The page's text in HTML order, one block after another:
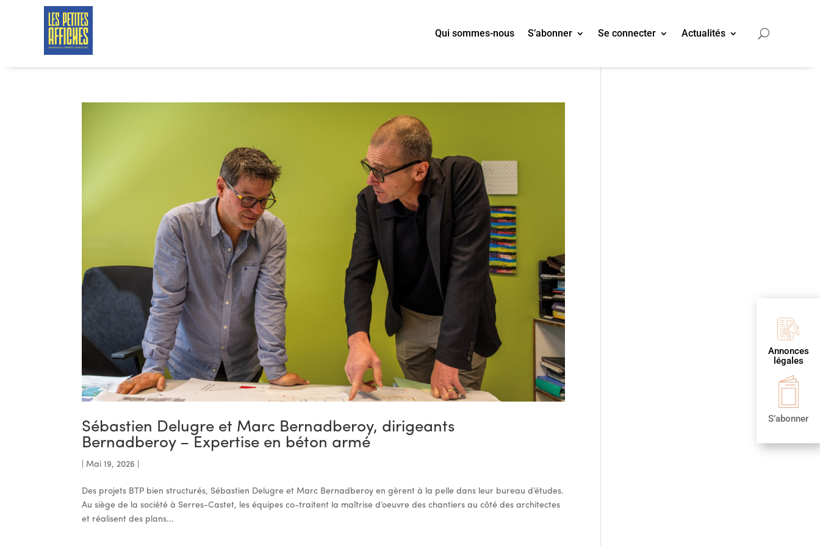
Qui sommes-nous S’abonner Se connecter Actualités
Annonces
légales
S’abonner
Sébastien Delugre et Marc Bernadberoy, dirigeants
Bernadberoy – Expertise en béton armé
|Mai 19, 2026
Des projets BTP bien structurés, Sébastien Delugre et Marc Bernadberoy en gèrent à la pelle dans leur bureau d’études.
Au siège de la société à Serres-Castet, les équipes co-traitent la maîtrise d’oeuvre des chantiers au côté des architectes
et réalisent des plans...